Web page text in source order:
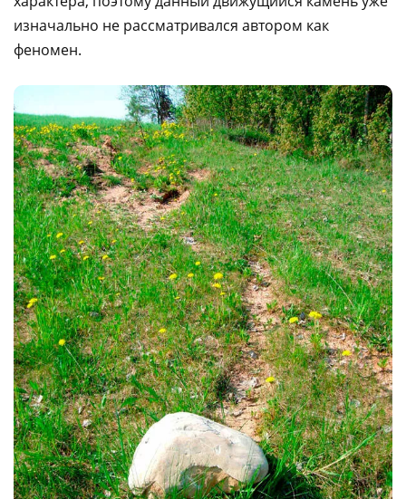
изначально не рассматривался автором как
феномен.